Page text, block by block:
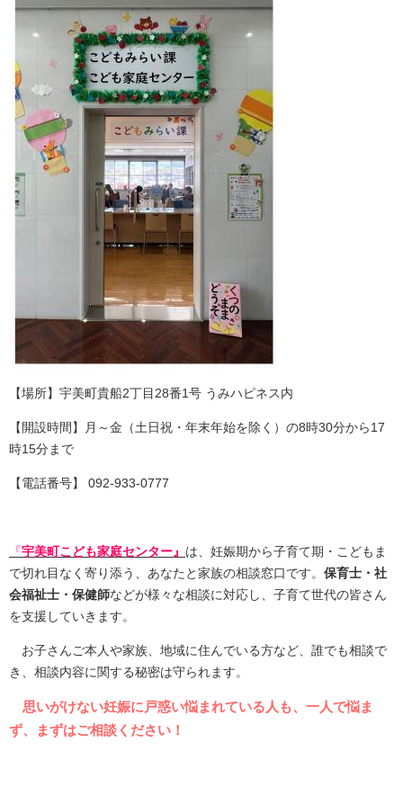
​【場所】宇美町貴船2丁目28番1号 うみハピネス内
【開設時間】月～金（土日祝・年末年始を除く）の8時30分から17
時15分まで
【電話番号】 092-933-0777
『宇美町こども家庭センター』 は、妊娠期から子育て期・こどもま
で切れ目なく寄り添う、あなたと家族の相談窓口です。​ 保育士・社
会福祉士・ 保健師などが様々な相談に対応し、子育て世代の皆さん
を支援していきます。
お子さんご本人や家族、地域に住んでいる方など、誰でも相談で
き、相談内容に関する秘密は守られます。
思いがけない妊娠に戸惑い悩まれている人も、一人で悩ま
ず、まずはご相談ください！